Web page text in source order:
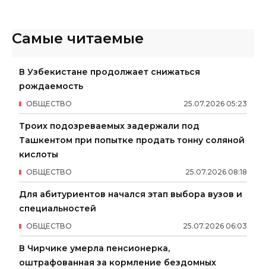
Самые читаемые
В Узбекистане продолжает снижаться
рождаемость
25.07.2026 05:23
ОБЩЕСТВО
Троих подозреваемых задержали под
Ташкентом при попытке продать тонну соляной
кислоты
25.07.2026 08:18
ОБЩЕСТВО
Для абитуриентов начался этап выбора вузов и
специальностей
25.07.2026 06:03
ОБЩЕСТВО
В Чирчике умерла пенсионерка,
оштрафованная за кормление бездомных